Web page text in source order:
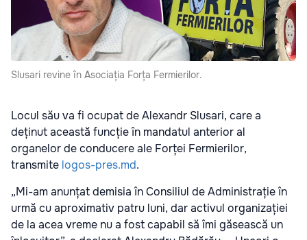
Slusari revine în Asociația Forța Fermierilor.
Locul său va fi ocupat de Alexandr Slusari, care a
deținut această funcție în mandatul anterior al
organelor de conducere ale Forței Fermierilor,
transmite logos-pres.md.
„Mi-am anunțat demisia în Consiliul de Administrație în
urmă cu aproximativ patru luni, dar activul organizației
de la acea vreme nu a fost capabil să îmi găsească un